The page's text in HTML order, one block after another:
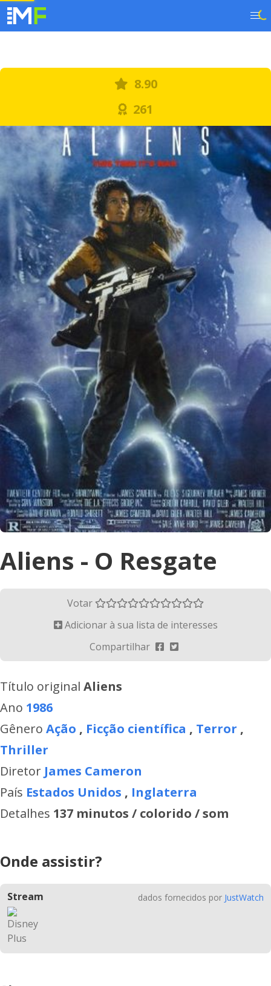
8.90
261
Aliens - O Resgate
Votar
Adicionar à sua lista de interesses
Compartilhar
Título original Aliens
Ano 1986
Gênero Ação , Ficção científica , Terror ,
Thriller
Diretor James Cameron
País Estados Unidos , Inglaterra
Detalhes 137 minutos / colorido / som
Onde assistir?
Stream dados fornecidos por JustWatch